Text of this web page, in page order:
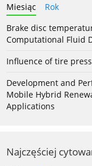
Miesiąc
Rok
Brake disc
Computational Fluid
Influence of tire
Development and
Mobile Hybrid
Applications
Najczęściej